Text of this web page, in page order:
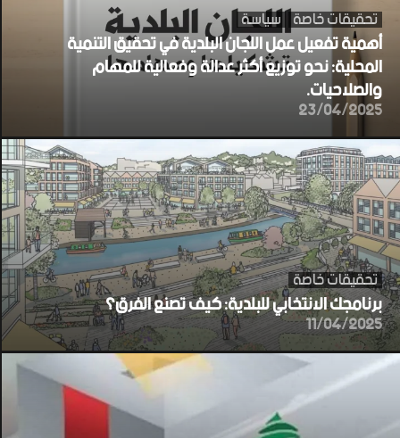
تحقيقات خاصة سياسة
أهمية تفعيل عمل اللجان البلدية في تحقيق التنمية
المحلية: نحو توزيع أكثر عدالة وفعالية للمهام
والصلاحيات.
23/04/2025
تحقيقات خاصة
برنامجك الانتخابي للبلدية: كيف تصنع الفرق؟
11/04/2025